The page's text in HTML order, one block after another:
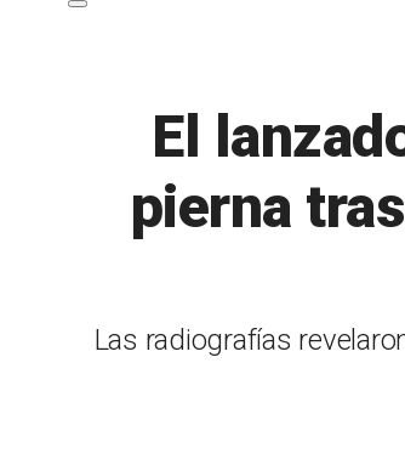
El
pierna
Las radiografías